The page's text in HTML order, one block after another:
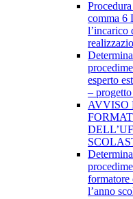
comma 6
l’incarico
esperto
–
AVVISO
l’anno